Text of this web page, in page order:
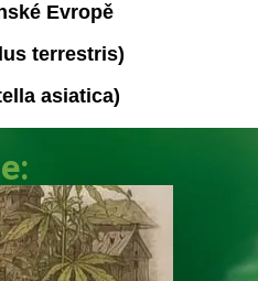
Evropě
terrestris)
asiatica)